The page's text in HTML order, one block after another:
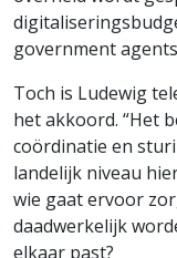
government
Toch is Ludewig
het akkoord. “Het
coördinatie en
landelijk niveau
wie gaat ervoor
daadwerkelijk
elkaar past?